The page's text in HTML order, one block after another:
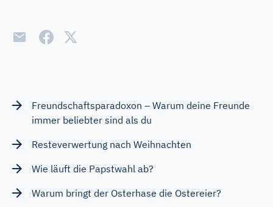
Freundschaftsparadoxon – Warum deine Freunde
immer beliebter sind als du
Resteverwertung nach Weihnachten
Wie läuft die Papstwahl ab?
Warum bringt der Osterhase die Ostereier?